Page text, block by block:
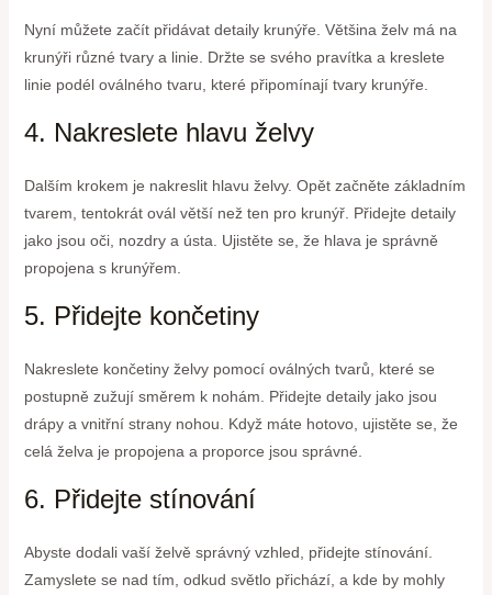
Nyní můžete začít přidávat detaily krunýře. Většina želv má na
krunýři různé tvary a linie. Držte se svého pravítka a kreslete
linie podél oválného tvaru, které připomínají tvary krunýře.
4. Nakreslete hlavu želvy
Dalším krokem je nakreslit hlavu želvy. Opět začněte základním
tvarem, tentokrát ovál větší než ten pro krunýř. Přidejte detaily
jako jsou oči, nozdry a ústa. Ujistěte se, že hlava je správně
propojena s krunýřem.
5. Přidejte končetiny
Nakreslete končetiny želvy pomocí oválných tvarů, které se
postupně zužují směrem k nohám. Přidejte detaily jako jsou
drápy a vnitřní strany nohou. Když máte hotovo, ujistěte se, že
celá želva je propojena a proporce jsou správné.
6. Přidejte stínování
Abyste dodali vaší želvě správný vzhled, přidejte stínování.
Zamyslete se nad tím, odkud světlo přichází, a kde by mohly